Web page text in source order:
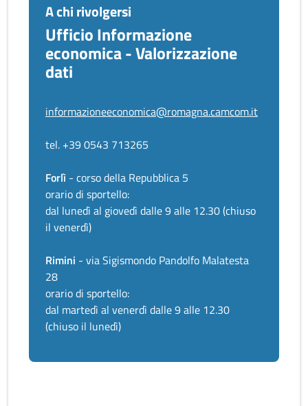
A chi rivolgersi
Ufficio Informazione
economica - Valorizzazione
dati
informazioneeconomica@romagna.camcom.it
tel. +39 0543 713265
Forlì - corso della Repubblica 5
orario di sportello:
dal lunedì al giovedì dalle 9 alle 12.30 (chiuso
il venerdì)
Rimini - via Sigismondo Pandolfo Malatesta
28
orario di sportello:
dal martedì al venerdì dalle 9 alle 12.30
(chiuso il lunedì)